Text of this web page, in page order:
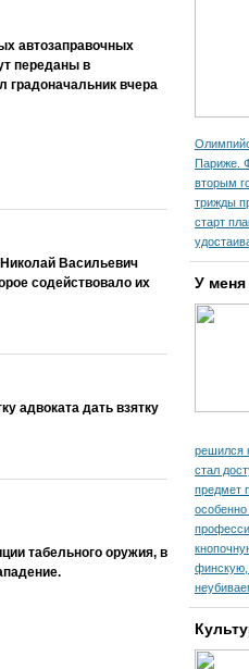
автозаправочных
переданы в
градоначальник вчера
Васильевич
содействовало их
адвоката дать взятку
табельного оружия, в
Париже.
вторым
трижды
старт
У
решился
стал
предмет
финскую,